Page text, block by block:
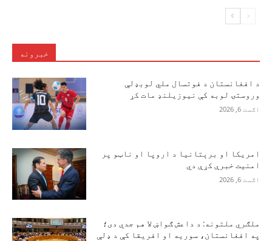
خبرونه
د افغانستان د فوتسال ملي لوبډلې
وروستۍ لوبه کې نیوزیلنډ مات کړ
اګست 6, 2026
امریکا او برېتانیا د اروپا او ناټو پر
امنیت خبرې کړې دي
اګست 6, 2026
ملګري ملتونه: د داعش ګواښ لا هم جدي دی؛
په افغانستان، سوریه او افریقا کې د ډلې